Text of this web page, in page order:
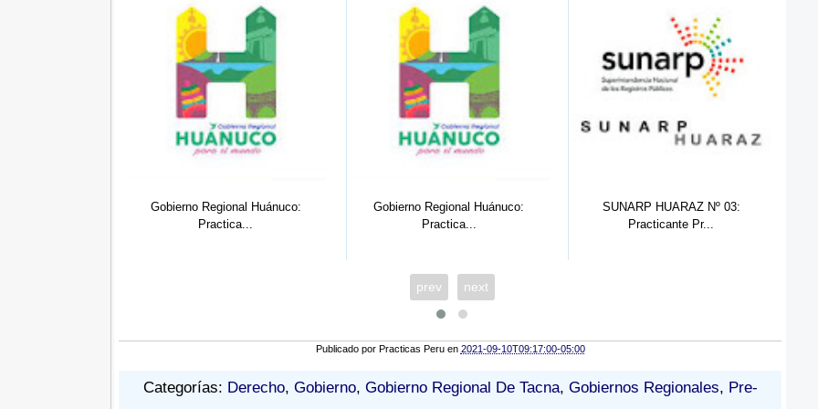
Gobierno Regional Huánuco:
SUNARP HUARAZ Nº 03:
SUNARP HUARAZ Nº 02:
Practicante De...
prev next
Publicado por Practicas Peru en 2021-09-10T09:17:00-05:00
Categorías: Derecho, Gobierno, Gobierno Regional De Tacna, Gobiernos Regionales, Pre-